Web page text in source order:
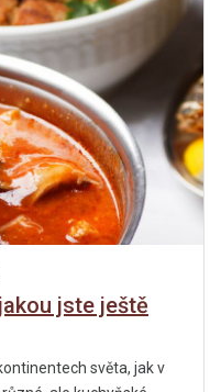
jste ještě
světa, jak v